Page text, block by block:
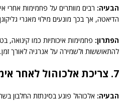
הבעיה: רבים מוותרים על פחמימות אחרי
הדיאטה, אך בכך מונעים מילוי מאגרי
הפתרון: פחמימות איכותיות כמו קינואה,
להתאוששות ולשמירה על אנרגיה לאורך זמן.
7. צריכת אלכוהול לאחר אימון
הבעיה: אלכוהול פוגע בסינתזת החלבון